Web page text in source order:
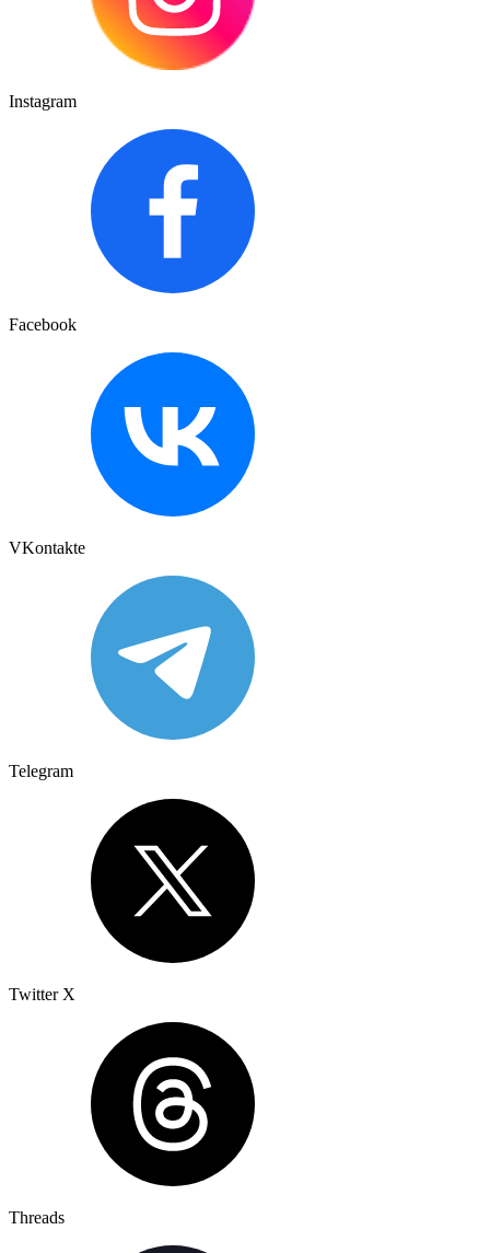
Instagram
Facebook
VKontakte
Telegram
Twitter X
Threads